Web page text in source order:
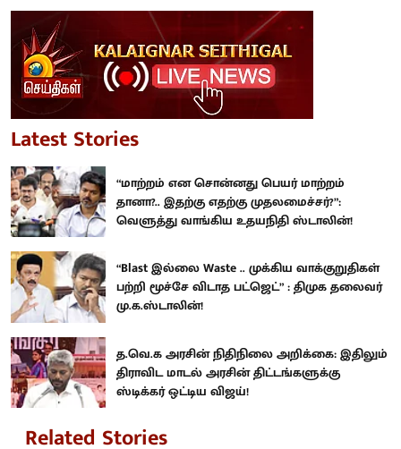
Latest Stories
“மாற்றம் என சொன்னது பெயர் மாற்றம்
தானா?.. இதற்கு எதற்கு முதலமைச்சர்?”:
வெளுத்து வாங்கிய உதயநிதி ஸ்டாலின்!
“Blast இல்லை Waste .. முக்கிய வாக்குறுதிகள்
பற்றி மூச்சே விடாத பட்ஜெட்” : திமுக தலைவர்
மு.க.ஸ்டாலின்!
த.வெ.க அரசின் நிதிநிலை அறிக்கை: இதிலும்
திராவிட மாடல் அரசின் திட்டங்களுக்கு
ஸ்டிக்கர் ஒட்டிய விஜய்!
Related Stories